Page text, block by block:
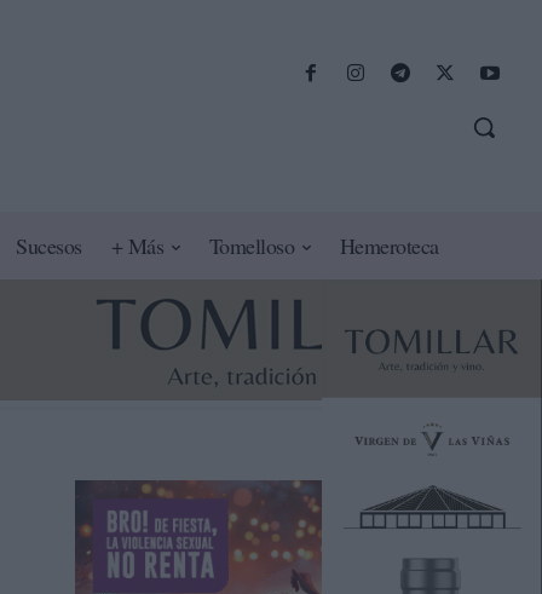
Sucesos + Más Tomelloso Hemeroteca